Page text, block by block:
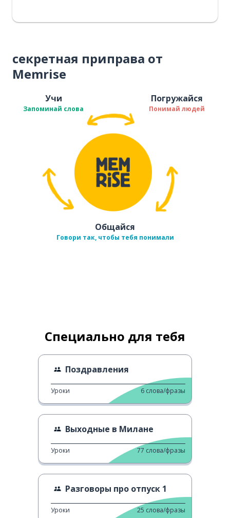
секретная приправа от
Memrise
Учи
Запоминай слова
Погружайся
Понимай людей
Общайся
Говори так, чтобы тебя понимали
Специально для тебя
Поздравления
Уроки 6 слова/фразы
Выходные в Милане
Уроки 77 слова/фразы
Разговоры про отпуск 1
Уроки 25 слова/фразы